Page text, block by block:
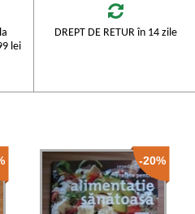
lei
DREPT DE RETUR în 14 zile
-20%